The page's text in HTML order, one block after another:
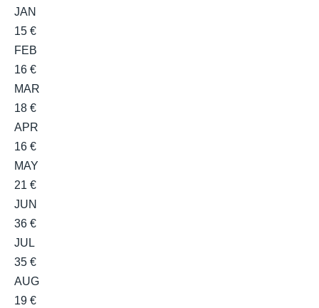
JAN
15 €
FEB
16 €
MAR
18 €
APR
16 €
MAY
21 €
JUN
36 €
JUL
35 €
AUG
19 €